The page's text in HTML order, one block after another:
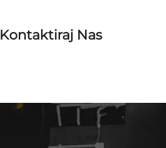
Kontaktiraj Nas